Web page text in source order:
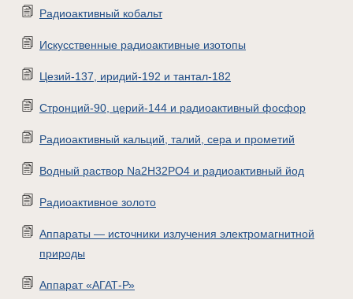
Радиоактивный кобальт
Искусственные радиоактивные изотопы
Цезий-137, иридий-192 и тантал-182
Стронций-90, церий-144 и радиоактивный фосфор
Радиоактивный кальций, талий, сера и прометий
Водный раствор Na2H32PO4 и радиоактивный йод
Радиоактивное золото
Аппараты — источники излучения электромагнитной
природы
Аппарат «АГАТ-Р»